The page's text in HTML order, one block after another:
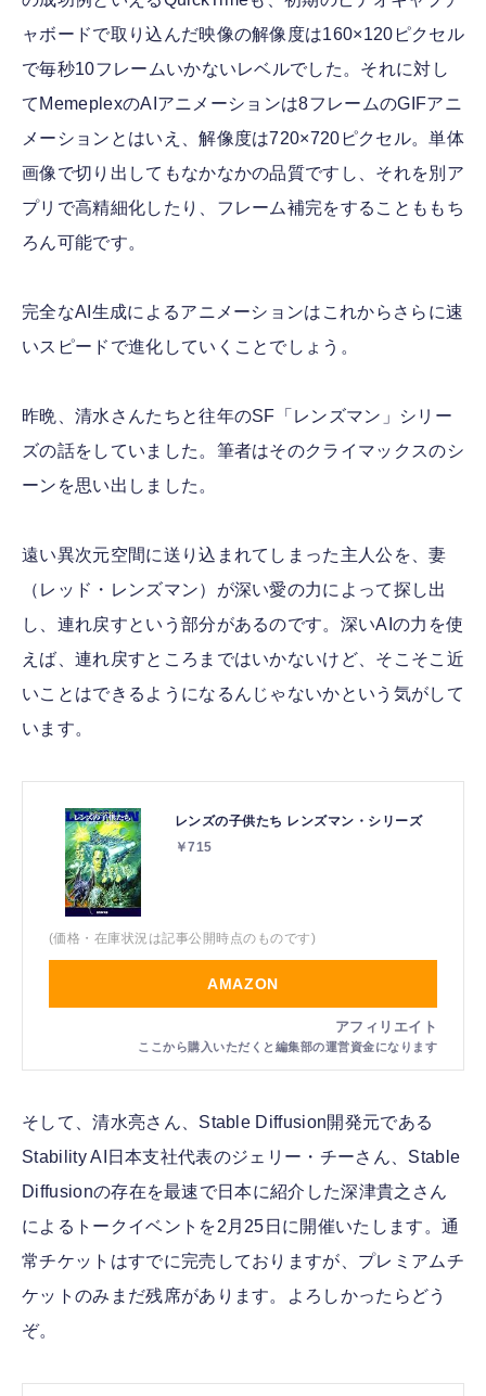
ャボードで取り込んだ映像の解像度は160×120ピクセル
で毎秒10フレームいかないレベルでした。それに対し
てMemeplexのAIアニメーションは8フレームのGIFアニ
メーションとはいえ、解像度は720×720ピクセル。単体
画像で切り出してもなかなかの品質ですし、それを別ア
プリで高精細化したり、フレーム補完をすることももち
ろん可能です。
完全なAI生成によるアニメーションはこれからさらに速
いスピードで進化していくことでしょう。
昨晩、清水さんたちと往年のSF「レンズマン」シリー
ズの話をしていました。筆者はそのクライマックスのシ
ーンを思い出しました。
遠い異次元空間に送り込まれてしまった主人公を、妻
（レッド・レンズマン）が深い愛の力によって探し出
し、連れ戻すという部分があるのです。深いAIの力を使
えば、連れ戻すところまではいかないけど、そこそこ近
いことはできるようになるんじゃないかという気がして
います。
レンズの子供たち レンズマン・シリーズ
￥715
(価格・在庫状況は記事公開時点のものです)
AMAZON
そして、清水亮さん、Stable Diffusion開発元である
Stability AI日本支社代表のジェリー・チーさん、Stable
Diffusionの存在を最速で日本に紹介した深津貴之さん
によるトークイベントを2月25日に開催いたします。通
常チケットはすでに完売しておりますが、プレミアムチ
ケットのみまだ残席があります。よろしかったらどう
ぞ。